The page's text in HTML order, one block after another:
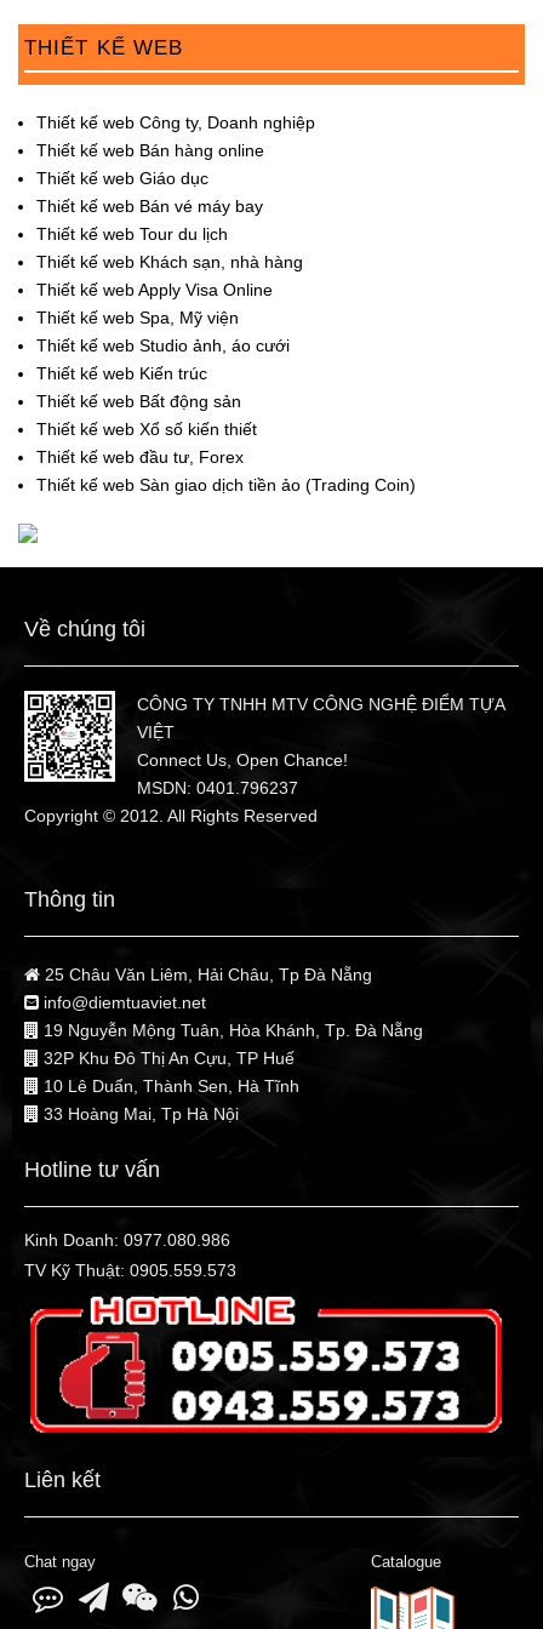
THIẾT KẾ WEB
Thiết kế web Công ty, Doanh nghiệp
Thiết kế web Bán hàng online
Thiết kế web Giáo dục
Thiết kế web Bán vé máy bay
Thiết kế web Tour du lịch
Thiết kế web Khách sạn, nhà hàng
Thiết kế web Apply Visa Online
Thiết kế web Spa, Mỹ viện
Thiết kế web Studio ảnh, áo cưới
Thiết kế web Kiến trúc
Thiết kế web Bất động sản
Thiết kế web Xổ số kiến thiết
Thiết kế web đầu tư, Forex
Thiết kế web Sàn giao dịch tiền ảo (Trading Coin)
Về chúng tôi
CÔNG TY TNHH MTV CÔNG NGHỆ ĐIỂM TỰA
VIỆT
Connect Us, Open Chance!
MSDN: 0401.796237
Copyright © 2012. All Rights Reserved
Thông tin
25 Châu Văn Liêm, Hải Châu, Tp Đà Nẵng
info@diemtuaviet.net
19 Nguyễn Mộng Tuân, Hòa Khánh, Tp. Đà Nẵng
32P Khu Đô Thị An Cựu, TP Huế
10 Lê Duẩn, Thành Sen, Hà Tĩnh
33 Hoàng Mai, Tp Hà Nội
Hotline tư vấn
Kinh Doanh: 0977.080.986
TV Kỹ Thuật: 0905.559.573
Liên kết
Chat ngay Catalogue